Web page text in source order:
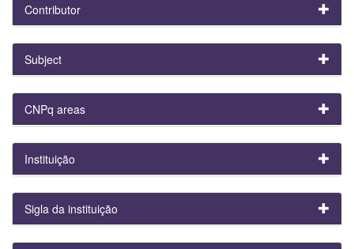
Contributor
Subject
CNPq areas
Instituição
Sigla da instituição